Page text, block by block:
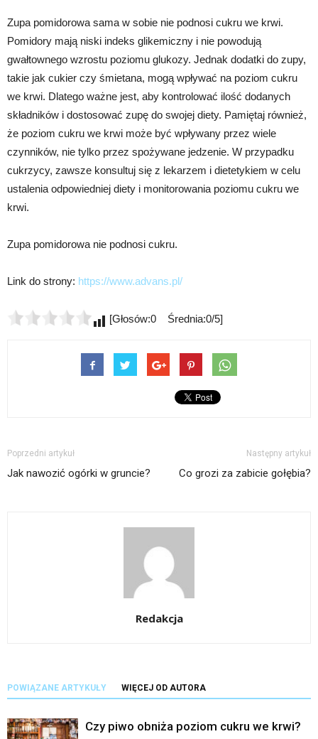
Zupa pomidorowa sama w sobie nie podnosi cukru we krwi.
Pomidory mają niski indeks glikemiczny i nie powodują
gwałtownego wzrostu poziomu glukozy. Jednak dodatki do zupy,
takie jak cukier czy śmietana, mogą wpływać na poziom cukru
we krwi. Dlatego ważne jest, aby kontrolować ilość dodanych
składników i dostosować zupę do swojej diety. Pamiętaj również,
że poziom cukru we krwi może być wpływany przez wiele
czynników, nie tylko przez spożywane jedzenie. W przypadku
cukrzycy, zawsze konsultuj się z lekarzem i dietetykiem w celu
ustalenia odpowiedniej diety i monitorowania poziomu cukru we
krwi.
Zupa pomidorowa nie podnosi cukru.
Link do strony: https://www.advans.pl/
[Głosów:0 Średnia:0/5]
Poprzedni artykuł
Jak nawozić ogórki w gruncie?
Następny artykuł
Co grozi za zabicie gołębia?
Redakcja
POWIĄZANE ARTYKUŁY WIĘCEJ OD AUTORA
Czy piwo obniża poziom cukru we krwi?